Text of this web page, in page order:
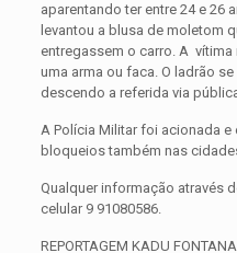
aparentando ter entre 24 e 26
levantou a blusa de moletom
entregassem o carro. A
uma arma ou faca. O ladrão
descendo a referida via
A Polícia Militar foi acionada
bloqueios também nas
Qualquer informação através
celular 9 91080586.
REPORTAGEM KADU FONTANA